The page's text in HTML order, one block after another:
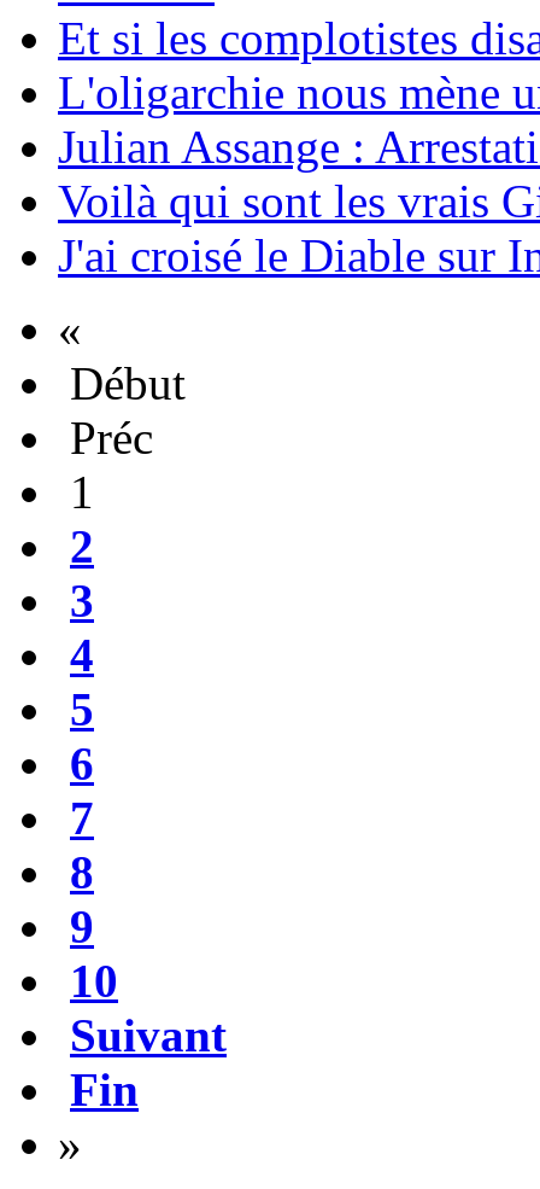
Et si les complotistes
L'oligarchie nous mène
Julian Assange :
Voilà qui sont les vrais
J'ai croisé le Diable sur
«
Début
Préc
1
2
3
4
5
6
7
8
9
10
Suivant
Fin
»